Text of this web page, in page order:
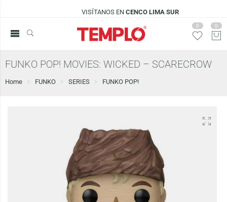
VISÍTANOS ENCENCO LIMA SUR
0 0
FUNKO POP! MOVIES: WICKED – SCARECROW
Home FUNKO SERIES FUNKO POP!